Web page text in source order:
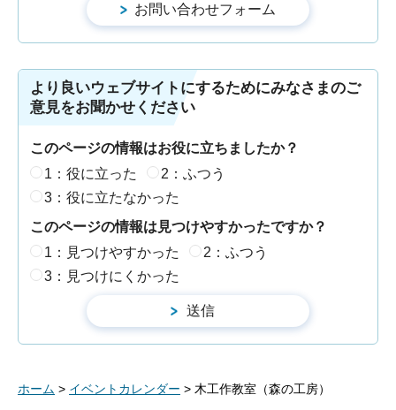
より良いウェブサイトにするためにみなさまのご
意見をお聞かせください
このページの情報はお役に立ちましたか？
1：役に立った
2：ふつう
3：役に立たなかった
このページの情報は見つけやすかったですか？
1：見つけやすかった
2：ふつう
3：見つけにくかった
ホーム > イベントカレンダー > 木工作教室（森の工房）